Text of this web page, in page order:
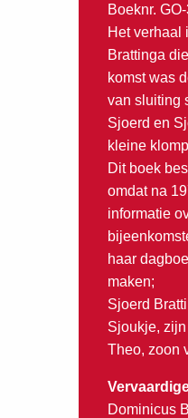
Boeknr.
Het verhaal
Brattinga
komst was
van sluiting
Sjoerd en
kleine
Dit boek
omdat na
informatie
haar
maken;
Sjoerd
Sjoukje,
Theo, zoon
Dominicus